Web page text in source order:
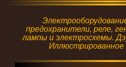
предохранители, реле,
лампы и электросхемы.
Иллюстрированное